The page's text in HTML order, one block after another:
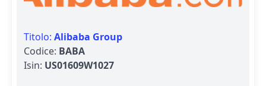
Titolo: Alibaba Group
Codice: BABA
Isin: US01609W1027